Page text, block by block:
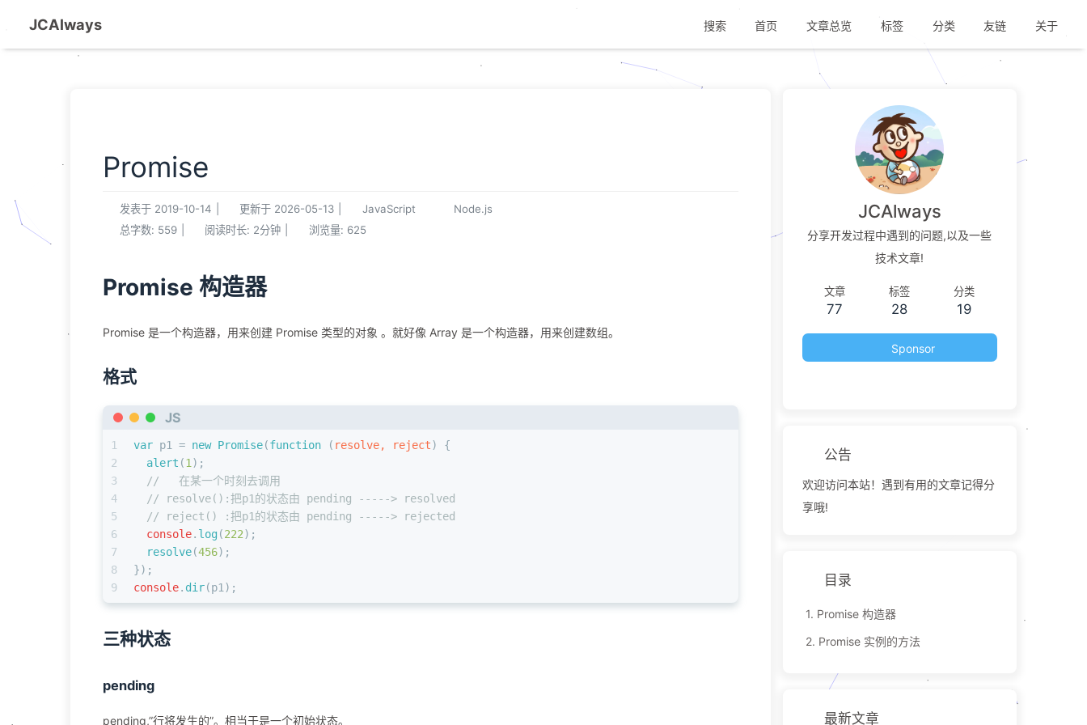
JCAlways 搜索 首页 文章总览 标签 分类 友链 关于
Promise
发表于 2019-10-14 更新于 2026-05-13 JavaScript
Node.js
总字数: 559 阅读时长: 2分钟 浏览量: 625
Promise 构造器
Promise 是一个构造器，用来创建 Promise 类型的对象 。就好像 Array 是一个构造器，用来创建数组。
格式
JS
1
2
3
4
5
6
7
8
9
var p1 = new Promise(function ( resolve, reject) {
alert (1 );
//   在某一个时刻去调用
// resolve():把p1的状态由 pending -----> resolved
// reject() :把p1的状态由 pending -----> rejected
console. log(222);
resolve(456);
});
console. dir(p1);
三种状态
pending
pending,”行将发生的”。相当于是一个初始状态。
JCAlways
分享开发过程中遇到的问题,以及一些
技术文章!
文章
77
标签
28
分类
19
Sponsor
公告
欢迎访问本站！遇到有用的文章记得分
享哦!
目录
1. Promise 构造器
2. Promise 实例的方法
最新文章